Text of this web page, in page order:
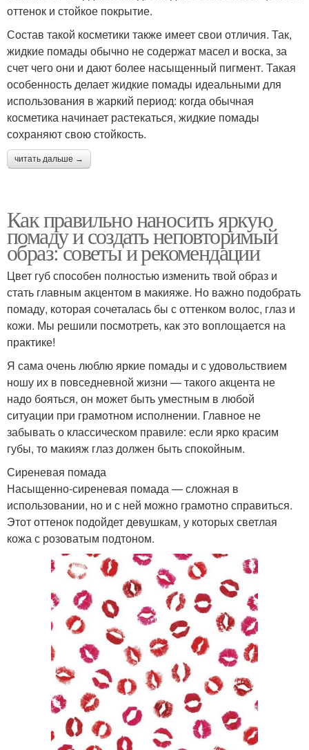
оттенок и стойкое покрытие.
Состав такой косметики также имеет свои отличия. Так,
жидкие помады обычно не содержат масел и воска, за
счет чего они и дают более насыщенный пигмент. Такая
особенность делает жидкие помады идеальными для
использования в жаркий период: когда обычная
косметика начинает растекаться, жидкие помады
сохраняют свою стойкость.
читать дальше →
Как правильно наносить яркую
помаду и создать неповторимый
образ: советы и рекомендации
Цвет губ способен полностью изменить твой образ и
стать главным акцентом в макияже. Но важно подобрать
помаду, которая сочеталась бы с оттенком волос, глаз и
кожи. Мы решили посмотреть, как это воплощается на
практике!
Я сама очень люблю яркие помады и с удовольствием
ношу их в повседневной жизни — такого акцента не
надо бояться, он может быть уместным в любой
ситуации при грамотном исполнении. Главное не
забывать о классическом правиле: если ярко красим
губы, то макияж глаз должен быть спокойным.
Сиреневая помада
Насыщенно-сиреневая помада — сложная в
использовании, но и с ней можно грамотно справиться.
Этот оттенок подойдет девушкам, у которых светлая
кожа с розоватым подтоном.